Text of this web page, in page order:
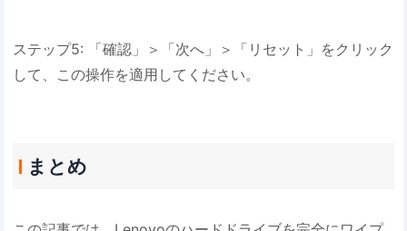
ステップ5: 「確認」＞「次へ」＞「リセット」をクリック
して、この操作を適用してください。
まとめ